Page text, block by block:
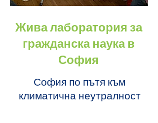
Жива лаборатория за
гражданска наука в
София
София по пътя към
климатична неутралност